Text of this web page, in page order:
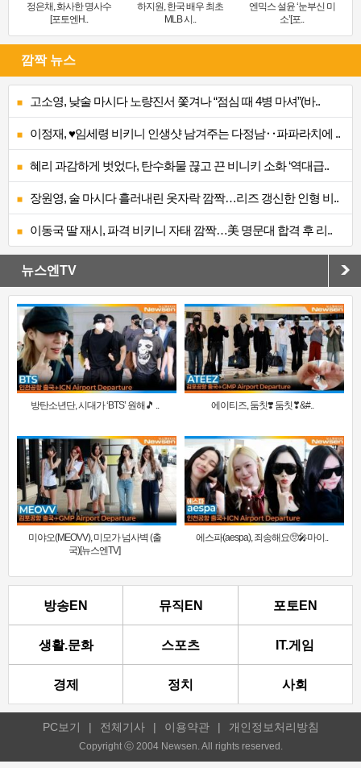
정은채, 화사한 명사수
[포토엔H..
하지원, 한국 배우 최초
MLB 시..
엔믹스 설윤 ‘눈부신 미
소’[포..
깜짝 뉴스
고소영, 낮술 마시다 노량진서 쫓겨나 “점심 때 4병 마셔”(바..
이정재, ♥임세령 비키니 인생샷 남겨주는 다정남‥파파라치에 ..
혜리 과감하게 벗었다, 탄수화물 끊고 끈 비니키 소화 ‘역대급..
장원영, 술 마시다 흘러내린 옷자락 깜짝…리즈 갱신한 인형 비..
이동국 딸 재시, 파격 비키니 자태 깜짝…美 명문대 합격 후 리..
뉴스엔TV
방탄소년단, 시대가 ‘BTS’ 원해🎵 .. 에이티즈, 둠칫❣️ 둠칫❣&#..
미야오(MEOVV), 미모가 넘사벽 (출
국)[뉴스엔TV]
에스파(aespa), 죄송해요🥺🎤마이..
방송EN 뮤직EN 포토EN
생활.문화 스포츠 IT.게임
경제 정치 사회
PC보기 | 전체기사 | 이용약관 | 개인정보처리방침
Copyright ⓒ 2004 Newsen. All rights reserved.